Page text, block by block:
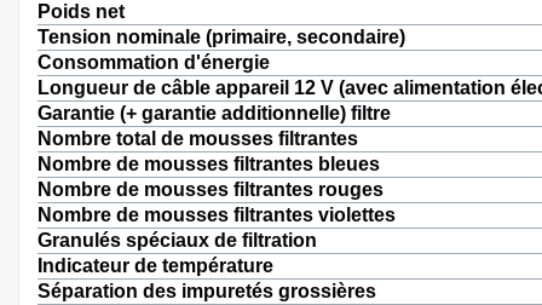
Poids net
Tension nominale (primaire, secondaire)
Consommation d'énergie
Longueur de câble appareil 12 V (avec alimentation
Garantie (+ garantie additionnelle) filtre
Nombre total de mousses filtrantes
Nombre de mousses filtrantes bleues
Nombre de mousses filtrantes rouges
Nombre de mousses filtrantes violettes
Granulés spéciaux de filtration
Indicateur de température
Séparation des impuretés grossières